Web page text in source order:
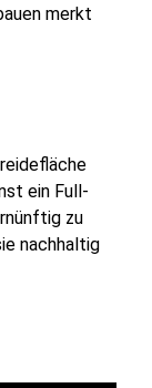
merkt
ein Full-
zu
nachhaltig